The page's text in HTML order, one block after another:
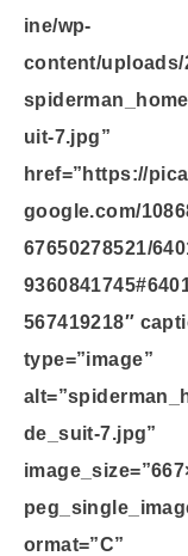
ine/wp-
content/uploads/
uit-7.jpg”
href=”https://
google.com/
67650278521/
567419218″
type=”image”
de_suit-7.jpg”
ormat=”C”